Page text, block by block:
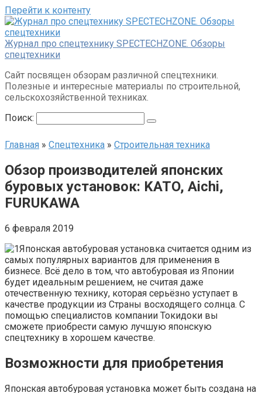
Перейти к контенту
Журнал про спецтехнику SPECTECHZONE. Обзоры
спецтехники
Сайт посвящен обзорам различной спецтехники.
Полезные и интересные материалы по строительной,
сельскохозяйственной техниках.
Поиск:
Главная » Спецтехника » Строительная техника
Обзор производителей японских
буровых установок: KATO, Aichi,
FURUKAWA
6 февраля 2019
Японская автобуровая установка считается одним из
самых популярных вариантов для применения в
бизнесе. Всё дело в том, что автобуровая из Японии
будет идеальным решением, не считая даже
отечественную технику, которая серьёзно уступает в
качестве продукции из Страны восходящего солнца. С
помощью специалистов компании Токидоки вы
сможете приобрести самую лучшую японскую
спецтехнику в хорошем качестве.
Возможности для приобретения
Японская автобуровая установка может быть создана на